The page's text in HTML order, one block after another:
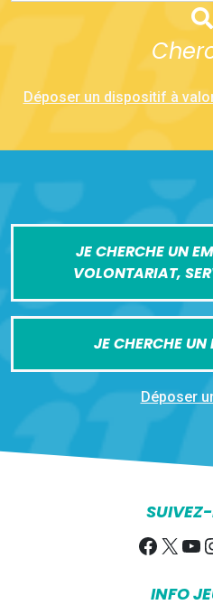
Déposer un dispositif à
JE CHERCHE UN
VOLONTARIAT,
JE CHERCHE UN
Déposer
X
INFO